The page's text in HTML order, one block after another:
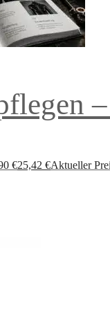
€25,42 €Aktueller